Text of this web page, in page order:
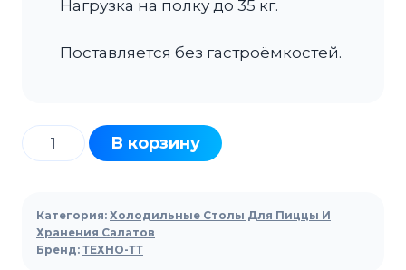
Нагрузка на полку до 35 кг.
Поставляется без гастроёмкостей.
Количество
товара
холодильный
ТЕХНО-
ТТ
В корзину
Категория: Холодильные Столы Для Пиццы И
Хранения Салатов
Бренд: ТЕХНО-ТТ